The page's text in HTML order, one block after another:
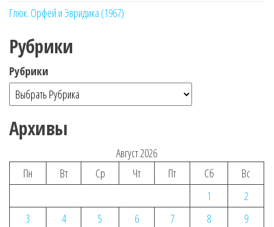
Глюк. Орфей и Эвридика (1967)
Рубрики
Рубрики
Архивы
Август 2026
Пн
Вт Ср Чт Пт Сб
Вс
1
2
3
4 5 6 7 8
9